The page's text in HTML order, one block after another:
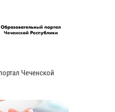
Чеченской